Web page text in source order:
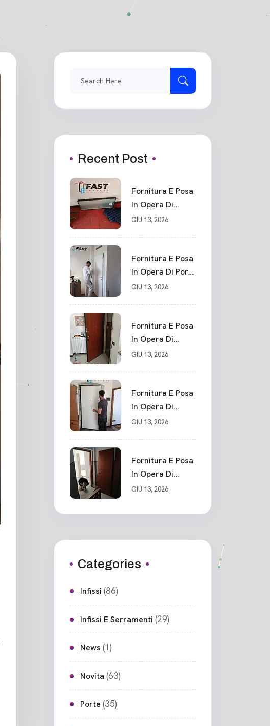
Recent Post
Fornitura E Posa
In Opera Di
Portone Blindato
Blindato
Spessore 44 Mm
Serratura
GIU 13, 2026
Fornitura E Posa
In Opera Di Porte
Interne Sarzana
GIU 13, 2026
Fornitura E Posa
In Opera Di
Nuovo Portone
GIU 13, 2026
Fornitura E Posa
In Opera Di
Nuovo Portone
Cadimare
GIU 13, 2026
Fornitura E Posa
In Opera Di
Nuovo Portone
Ceparana
GIU 13, 2026
Categories
Infissi (86)
Infissi E Serramenti (29)
News (1)
Novita (63)
Porte (35)